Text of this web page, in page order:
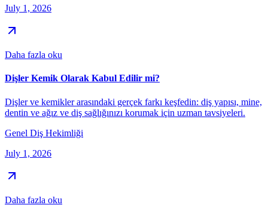
July 1, 2026
Daha fazla oku
Dişler Kemik Olarak Kabul Edilir mi?
Dişler ve kemikler arasındaki gerçek farkı keşfedin: diş yapısı, mine,
dentin ve ağız ve diş sağlığınızı korumak için uzman tavsiyeleri.
Genel Diş Hekimliği
July 1, 2026
Daha fazla oku